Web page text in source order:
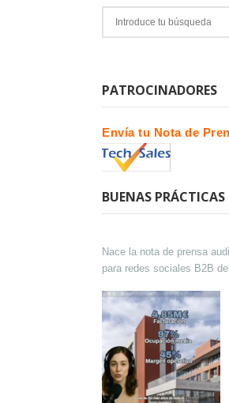
PATROCINADORES
Envía tu Nota de
BUENAS PRÁCTICAS
Nace la nota de prensa
para redes sociales B2B de